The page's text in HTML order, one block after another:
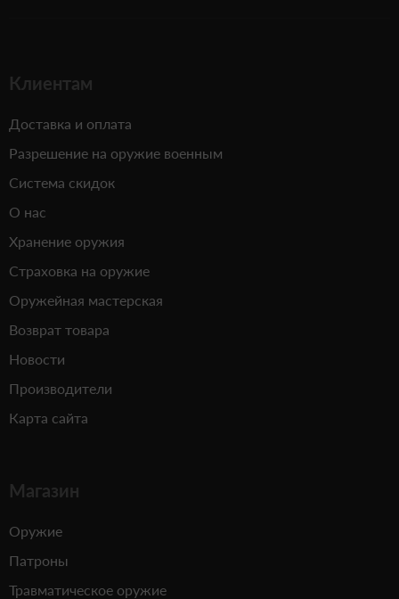
Клиентам
Доставка и оплата
Разрешение на оружие военным
Система скидок
О нас
Хранение оружия
Страховка на оружие
Оружейная мастерская
Возврат товара
Новости
Производители
Карта сайта
Магазин
Оружие
Патроны
Травматическое оружие